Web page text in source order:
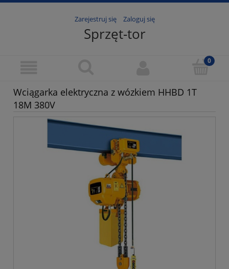
Zarejestruj się Zaloguj się
Sprzęt-tor
Wciągarka elektryczna z wózkiem HHBD 1T
18M 380V